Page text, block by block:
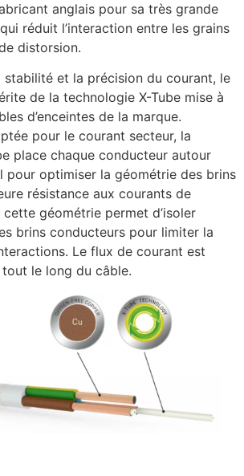
anglais pour sa très grande
réduit l’interaction entre les grains
distorsion.
stabilité et la précision du courant, le
de la technologie X-Tube mise à
d’enceintes de la marque.
pour le courant secteur, la
place chaque conducteur autour
pour optimiser la géométrie des brins
résistance aux courants de
cette géométrie permet d’isoler
brins conducteurs pour limiter la
Le flux de courant est
le long du câble.